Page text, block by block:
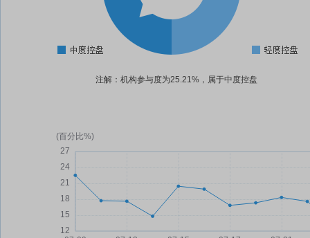
注解：机构参与度为25.21%，属于中度控盘